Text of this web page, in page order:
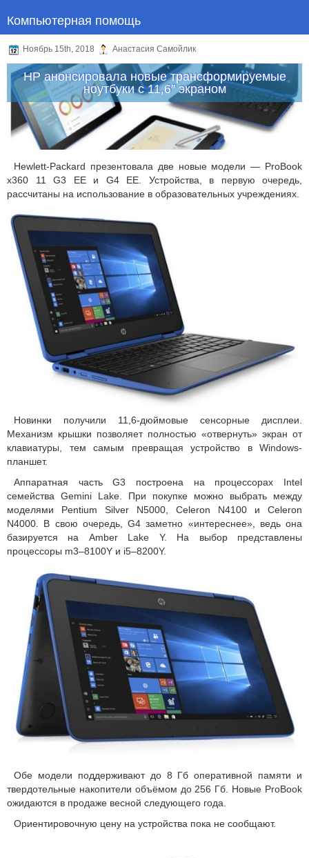
Компьютерная помощь
Ноябрь 15th, 2018 Анастасия Самойлик
HP анонсировала новые трансформируемые
ноутбуки с 11,6″ экраном
Hewlett-Packard презентовала две новые модели — ProBook
x360 11 G3 EE и G4 EE. Устройства, в первую очередь,
рассчитаны на использование в образовательных учреждениях.
Новинки получили 11,6-дюймовые сенсорные дисплеи.
Механизм крышки позволяет полностью «отвернуть» экран от
клавиатуры, тем самым превращая устройство в Windows-
планшет.
Аппаратная часть G3 построена на процессорах Intel
семейства Gemini Lake. При покупке можно выбрать между
моделями Pentium Silver N5000, Celeron N4100 и Celeron
N4000. В свою очередь, G4 заметно «интереснее», ведь она
базируется на Amber Lake Y. На выбор представлены
процессоры m3–8100Y и i5–8200Y.
Обе модели поддерживают до 8 Гб оперативной памяти и
твердотельные накопители объёмом до 256 Гб. Новые ProBook
ожидаются в продаже весной следующего года.
Ориентировочную цену на устройства пока не сообщают.